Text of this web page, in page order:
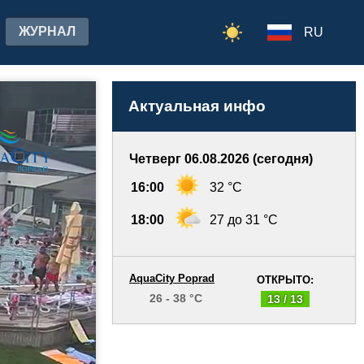
ЖУРНАЛ RU
Актуальная инфо
Четверг 06.08.2026 (сегодня)
16:00 32 °C
18:00 27 до 31 °C
ОТКРЫТО:
13 / 13
AquaCity Poprad
26 - 38 °C